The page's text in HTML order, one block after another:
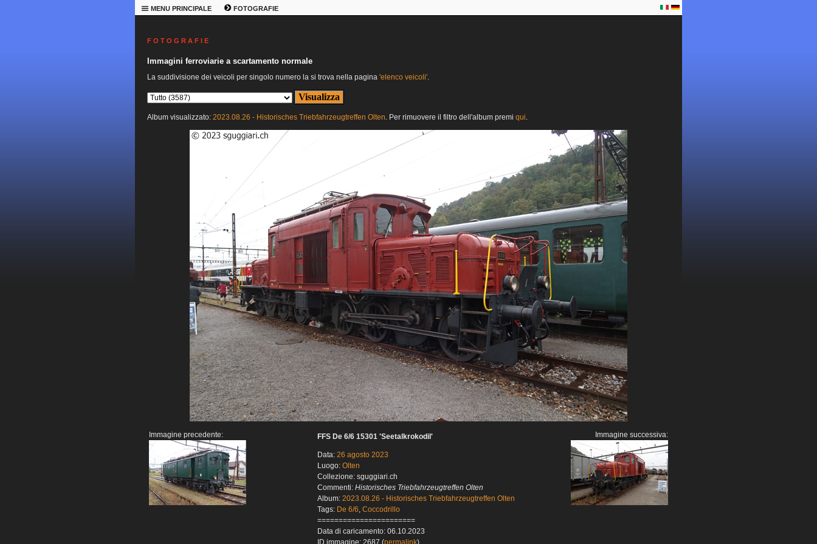
MENU PRINCIPALE FOTOGRAFIE
F O T O G R A F I E
Immagini ferroviarie a scartamento normale
La suddivisione dei veicoli per singolo numero la si trova nella pagina 'elenco veicoli'.
Album visualizzato: 2023.08.26 - Historisches Triebfahrzeugtreffen Olten. Per rimuovere il filtro dell'album premi qui.
Immagine precedente: FFS De 6/6 15301 'Seetalkrokodil'
Data: 26 agosto 2023
Luogo: Olten
Collezione: sguggiari.ch
Commenti: Historisches Triebfahrzeugtreffen Olten
Album: 2023.08.26 - Historisches Triebfahrzeugtreffen Olten
Tags: De 6/6, Coccodrillo
=======================
Data di caricamento: 06.10.2023
Immagine successiva: